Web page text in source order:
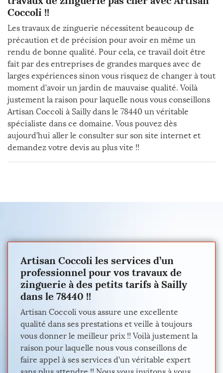
Coccoli !!
Les travaux de zinguerie nécessitent beaucoup de
précaution et de précision pour avoir en même un
rendu de bonne qualité. Pour cela, ce travail doit être
fait par des entreprises de grandes marques avec de
larges expériences sinon vous risquez de changer à tout
moment d’avoir un jardin de mauvaise qualité. Voilà
justement la raison pour laquelle nous vous conseillons
Artisan Coccoli à Sailly dans le 78440 un véritable
spécialiste dans ce domaine. Vous pouvez dès
aujourd’hui aller le consulter sur son site internet et
demandez votre devis au plus vite !!
Artisan Coccoli les services d’un
professionnel pour vos travaux de
zinguerie à des petits tarifs à Sailly
dans le 78440 !!
Artisan Coccoli vous assure une excellente
qualité dans ses prestations et veille à toujours
vous donner le meilleur prix !! Voilà justement la
raison pour laquelle nous vous conseillons de
faire appel à ses services d’un véritable expert